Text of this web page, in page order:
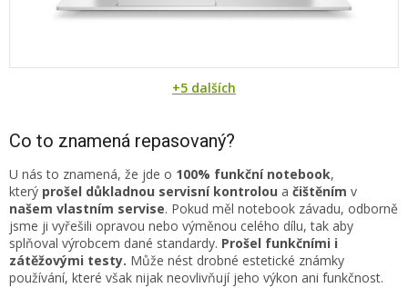
+5 dalších
Co to znamená repasovaný?
U nás to znamená, že jde o 100% funkční notebook,
který prošel důkladnou servisní kontrolou a čištěním v
našem vlastním servise. Pokud měl notebook závadu, odborně
jsme ji vyřešili opravou nebo výměnou celého dílu, tak aby
splňoval výrobcem dané standardy. Prošel funkčními i
zátěžovými testy. Může nést drobné estetické známky
používání, které však nijak neovlivňují jeho výkon ani funkčnost.